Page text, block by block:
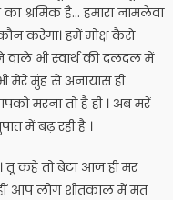
श्रमिक है… हमारा नामलेवा
करेगा। हमें मोक्ष कैसे
वाले भी स्वार्थ की दलदल में
मेरे मुंह से अनायास ही
मरना तो है ही । अब मरें
में बढ़ रही है ।
तू कहे तो बेटा आज ही मर
आप लोग शीतकाल में मत